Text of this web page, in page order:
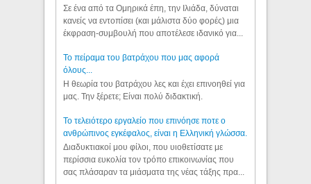
Σε ένα από τα Ομηρικά έπη, την Ιλιάδα, δύναται
κανείς να εντοπίσει (και μάλιστα δύο φορές) μια
έκφραση-συμβουλή που αποτέλεσε ιδανικό για...
Το πείραμα του βατράχου που μας αφορά
όλους...
Η θεωρία του βατράχου λες και έχει επινοηθεί για
μας. Την ξέρετε; Είναι πολύ διδακτική.
Το τελειότερο εργαλείο που επινόησε ποτε ο
ανθρώπινος εγκέφαλος, είναι η Ελληνική γλώσσα.
Διαδυκτιακοί μου φίλοι, που υιοθετίσατε με
περίσσια ευκολία τον τρόπο επικοινωνίας που
σας πλάσαραν τα μιάσματα της νέας τάξης πρα...